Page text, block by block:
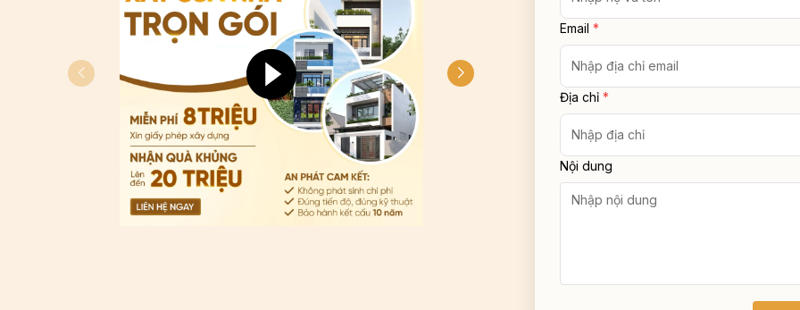
Email *
Địa chỉ *
Nội dung